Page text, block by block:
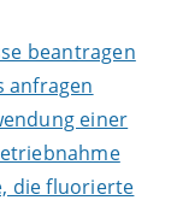
beantragen
anfragen
einer
die fluorierte